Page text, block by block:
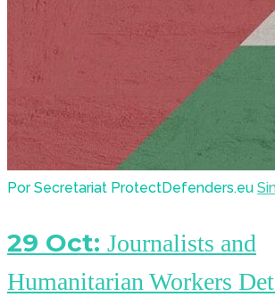
Por Secretariat ProtectDefenders.eu
29 Oct: Journalists and
Humanitarian Workers